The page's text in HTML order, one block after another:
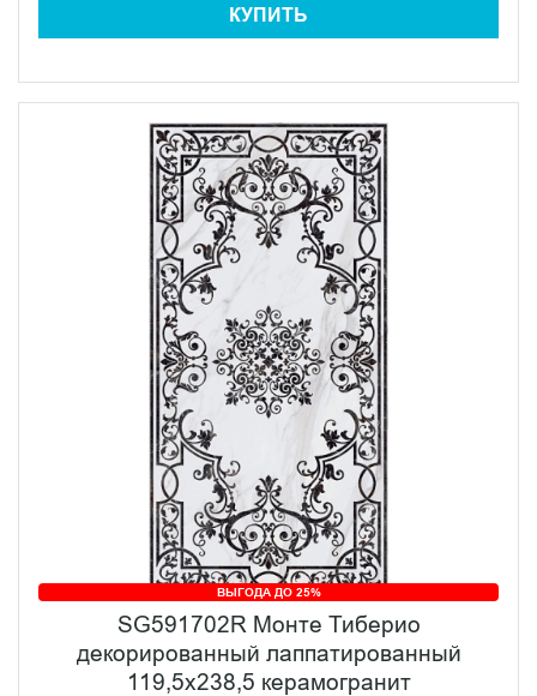
КУПИТЬ
ВЫГОДА ДО 25%
SG591702R Монте Тиберио
декорированный лаппатированный
119,5x238,5 керамогранит